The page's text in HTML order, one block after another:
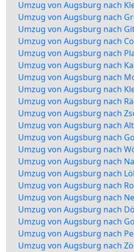
Umzug von Augsburg nach
Umzug von Augsburg nach
Umzug von Augsburg nach
Umzug von Augsburg nach
Umzug von Augsburg nach
Umzug von Augsburg nach
Umzug von Augsburg nach
Umzug von Augsburg nach
Umzug von Augsburg nach
Umzug von Augsburg nach
Umzug von Augsburg nach
Umzug von Augsburg nach
Umzug von Augsburg nach
Umzug von Augsburg nach
Umzug von Augsburg nach
Umzug von Augsburg nach
Umzug von Augsburg nach
Umzug von Augsburg nach
Umzug von Augsburg nach
Umzug von Augsburg nach
Umzug von Augsburg nach